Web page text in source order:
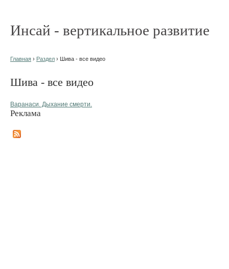
Инсай - вертикальное развитие
Главная › Раздел › Шива - все видео
Шива - все видео
Варанаси. Дыхание смерти.
Реклама